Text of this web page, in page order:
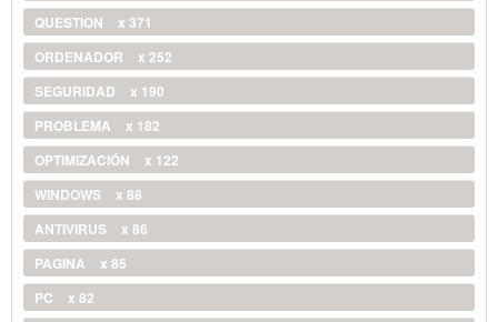
QUESTION
x 371
ORDENADOR
x 252
SEGURIDAD
x 190
PROBLEMA
x 182
OPTIMIZACIÓN
x 122
WINDOWS
x 88
ANTIVIRUS
x 86
PAGINA
x 85
PC
x 82